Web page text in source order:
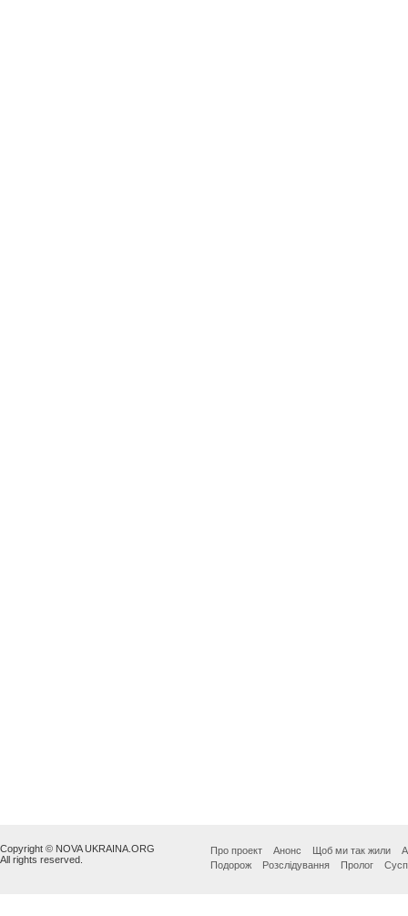
Copyright © NOVA UKRAINA.ORG
All rights reserved.
Про проект Анонс Щоб ми так жили
Подорож
Розслідування Пролог